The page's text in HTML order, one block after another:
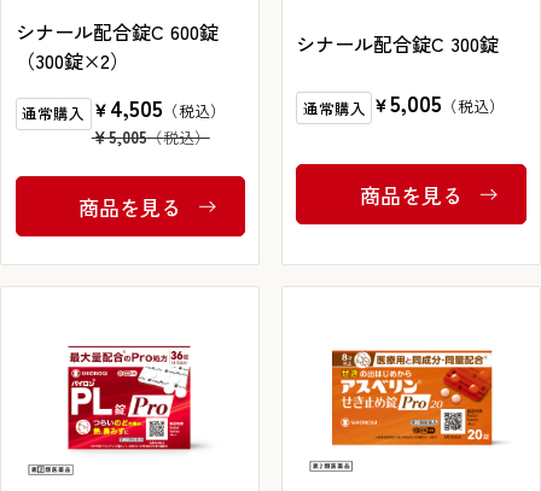
お問い合わせ
シオノギヘルスケアONLINEについて
会社概要
外部サービスアカウント連携利用規約
特定商取引法に基づく表記
シナール配合錠C 600錠
（300錠×2）
通常購入 ￥4,505
￥5,005
商品を見る
シナール配合錠C 300錠
通常購入 ￥5,005
商品を見る